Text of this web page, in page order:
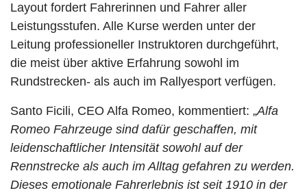
Layout fordert Fahrerinnen und Fahrer aller
Leistungsstufen. Alle Kurse werden unter der
Leitung professioneller Instruktoren durchgeführt,
die meist über aktive Erfahrung sowohl im
Rundstrecken- als auch im Rallyesport verfügen.
Santo Ficili, CEO Alfa Romeo, kommentiert: „Alfa
Romeo Fahrzeuge sind dafür geschaffen, mit
leidenschaftlicher Intensität sowohl auf der
Rennstrecke als auch im Alltag gefahren zu werden.
Dieses emotionale Fahrerlebnis ist seit 1910 in der